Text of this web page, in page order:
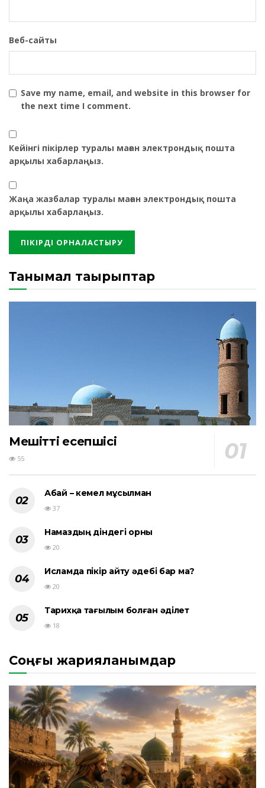
Веб-сайты
Save my name, email, and website in this browser for
the next time I comment.
Кейінгі пікірлер туралы маған электрондық пошта
арқылы хабарлаңыз.
Жаңа жазбалар туралы маған электрондық пошта
арқылы хабарлаңыз.
Танымал тақырыптар
Мешіттің есепшісі
55
Абай – кемел мұсылман
37
Намаздың діндегі орны
20
Исламда пікір айту әдебі бар ма?
20
Тарихқа тағылым болған әділет
18
Соңғы жарияланымдар